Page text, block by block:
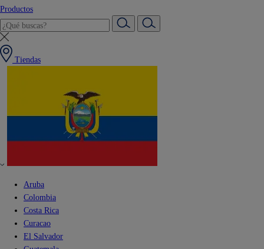
Productos
Tiendas
Aruba
Colombia
Costa Rica
Curacao
El Salvador